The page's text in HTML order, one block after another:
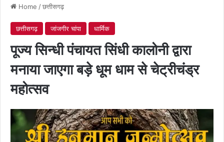
Home /छत्तीसगढ़
छत्तीसगढ़ जांजगीर चांपा धार्मिक
पूज्य सिन्धी पंचायत सिंधी कालोनी द्वारा
मनाया जाएगा बड़े धूम धाम से चेट्रीचंड्र
महोत्सव